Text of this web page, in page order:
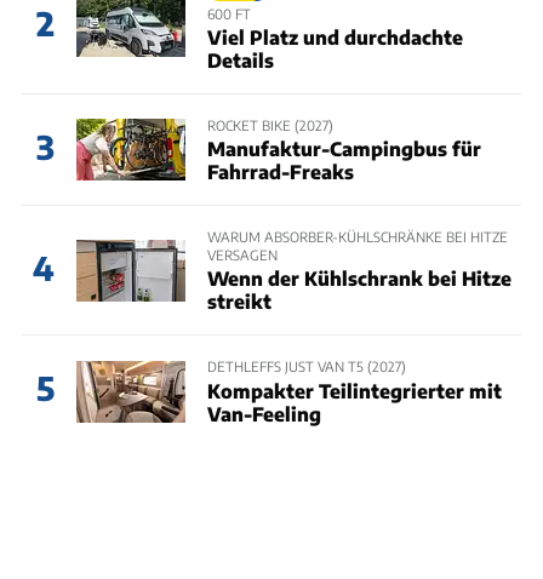
2
600 FT
Viel Platz und durchdachte
Details
3
ROCKET BIKE (2027)
Manufaktur-Campingbus für
Fahrrad-Freaks
4
WARUM ABSORBER-KÜHLSCHRÄNKE BEI HITZE
VERSAGEN
Wenn der Kühlschrank bei Hitze
streikt
5
DETHLEFFS JUST VAN T5 (2027)
Kompakter Teilintegrierter mit
Van-Feeling